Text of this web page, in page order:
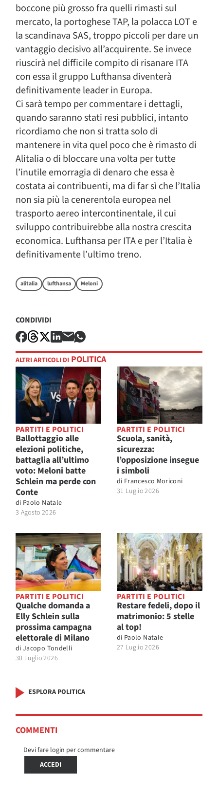
boccone più grosso fra quelli rimasti sul
mercato, la portoghese TAP, la polacca LOT e
la scandinava SAS, troppo piccoli per dare un
vantaggio decisivo all’acquirente. Se invece
riuscirà nel difficile compito di risanare ITA
con essa il gruppo Lufthansa diventerà
definitivamente leader in Europa.
Ci sarà tempo per commentare i dettagli,
quando saranno stati resi pubblici, intanto
ricordiamo che non si tratta solo di
mantenere in vita quel poco che è rimasto di
Alitalia o di bloccare una volta per tutte
l’inutile emorragia di denaro che essa è
costata ai contribuenti, ma di far sì che l’Italia
non sia più la cenerentola europea nel
trasporto aereo intercontinentale, il cui
sviluppo contribuirebbe alla nostra crescita
economica. Lufthansa per ITA e per l’Italia è
definitivamente l’ultimo treno.
alitalia lufthansa Meloni
CONDIVIDI
ALTRI ARTICOLI DI POLITICA
PARTITI E POLITICI
Ballottaggio alle
elezioni politiche,
battaglia all’ultimo
voto: Meloni batte
Schlein ma perde con
Conte
di Paolo Natale
3 Agosto 2026
PARTITI E POLITICI
Scuola, sanità,
sicurezza:
l’opposizione insegue
i simboli
di Francesco Moriconi
31 Luglio 2026
PARTITI E POLITICI
Qualche domanda a
Elly Schlein sulla
prossima campagna
elettorale di Milano
di Jacopo Tondelli
30 Luglio 2026
PARTITI E POLITICI
Restare fedeli, dopo il
matrimonio: 5 stelle
al top!
di Paolo Natale
27 Luglio 2026
ESPLORA POLITICA
COMMENTI
Devi fare login per commentare
ACCEDI